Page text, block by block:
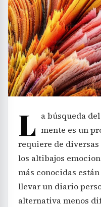
L a búsqueda
mente es un
requiere de
los altibajos
más conocidas
llevar un diario
alternativa menos